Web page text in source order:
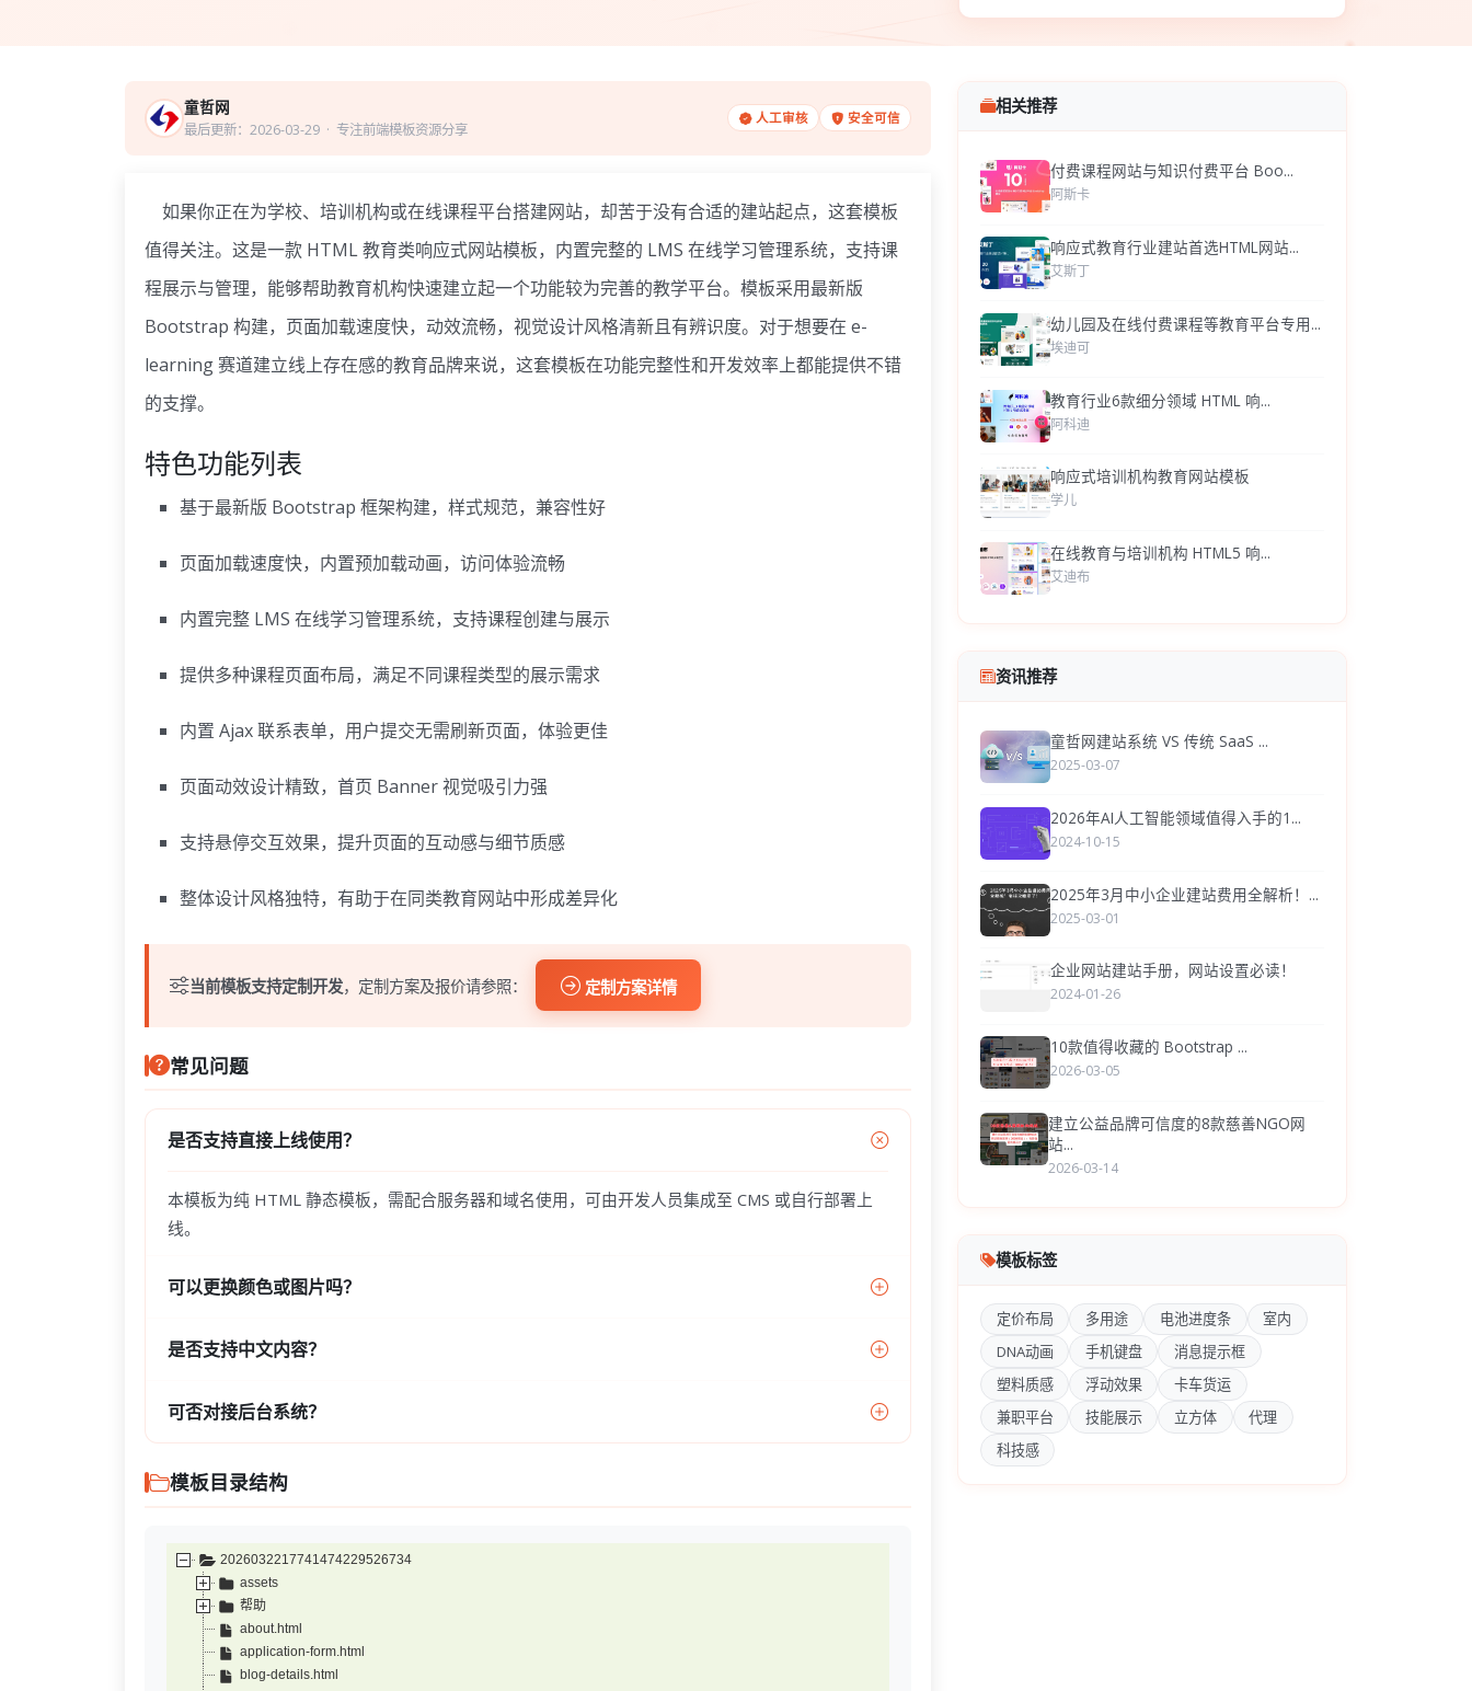
童哲网
最后更新：2026-03-29· 专注前端模板资源分享
人工审核 安全可信
如果你正在为学校、培训机构或在线课程平台搭建网站，却苦于没有合适的建站起点，这套模板
值得关注。这是一款 HTML 教育类响应式网站模板，内置完整的 LMS 在线学习管理系统，支持课
程展示与管理，能够帮助教育机构快速建立起一个功能较为完善的教学平台。模板采用最新版
Bootstrap 构建，页面加载速度快，动效流畅，视觉设计风格清新且有辨识度。对于想要在 e-
learning 赛道建立线上存在感的教育品牌来说，这套模板在功能完整性和开发效率上都能提供不错
的支撑。
特色功能列表
基于最新版 Bootstrap 框架构建，样式规范，兼容性好
页面加载速度快，内置预加载动画，访问体验流畅
内置完整 LMS 在线学习管理系统，支持课程创建与展示
提供多种课程页面布局，满足不同课程类型的展示需求
内置 Ajax 联系表单，用户提交无需刷新页面，体验更佳
页面动效设计精致，首页 Banner 视觉吸引力强
支持悬停交互效果，提升页面的互动感与细节质感
整体设计风格独特，有助于在同类教育网站中形成差异化
当前模板支持定制开发，定制方案及报价请参照： 定制方案详情
常见问题
是否支持直接上线使用？
本模板为纯 HTML 静态模板，需配合服务器和域名使用，可由开发人员集成至 CMS 或自行部署上
线。
可以更换颜色或图片吗？
是否支持中文内容？
可否对接后台系统？
模板目录结构
2026032217741474229526734
assets
帮助
about.html
application-form.html
blog-details.html
相关推荐
付费课程网站与知识付费平台 Boo...
阿斯卡
响应式教育行业建站首选HTML网站...
艾斯丁
幼儿园及在线付费课程等教育平台专用...
埃迪可
教育行业6款细分领域 HTML 响...
阿科迪
响应式培训机构教育网站模板
学儿
在线教育与培训机构 HTML5 响...
艾迪布
资讯推荐
童哲网建站系统 VS 传统 SaaS ...
2025-03-07
2026年AI人工智能领域值得入手的1...
2024-10-15
2025年3月中小企业建站费用全解析！...
2025-03-01
企业网站建站手册，网站设置必读！
2024-01-26
10款值得收藏的 Bootstrap ...
2026-03-05
建立公益品牌可信度的8款慈善NGO网
站...
2026-03-14
模板标签
定价布局 多用途 电池进度条
室内
DNA动画
手机键盘
消息提示框
塑料质感
浮动效果
卡车货运
兼职平台
技能展示 立方体
代理
科技感